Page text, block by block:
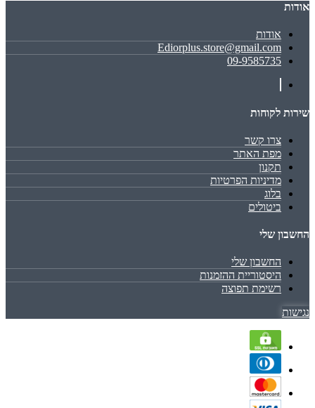
אודות
אודות
Ediorplus.store@gmail.com
09-9585735
שירות לקוחות
צרו קשר
מפת האתר
תקנון
מדיניות הפרטיות
בלוג
ביטולים
החשבון שלי
החשבון שלי
היסטוריית ההזמנות
רשימת תפוצה
נגישות